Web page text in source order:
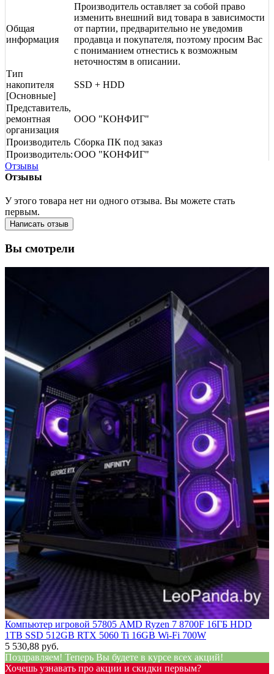
Общая
информация
Производитель оставляет за собой право
изменить внешний вид товара в зависимости
от партии, предварительно не уведомив
продавца и покупателя, поэтому просим Вас
с пониманием отнестись к возможным
неточностям в описании.
Тип
накопителя
[Основные]
SSD + HDD
Представитель,
ремонтная
организация
ООО "КОНФИГ"
Производитель Сборка ПК под заказ
Производитель:ООО "КОНФИГ"
Отзывы
Отзывы
У этого товара нет ни одного отзыва. Вы можете стать
первым.
Написать отзыв
Вы смотрели
Компьютер игровой 57805 AMD Ryzen 7 8700F 16ГБ HDD
1TB SSD 512GB RTX 5060 Ti 16GB Wi-Fi 700W
5 530,88 руб.
Поздравляем! Теперь Вы будете в курсе всех акций!
Хочешь узнавать про акции и скидки первым?